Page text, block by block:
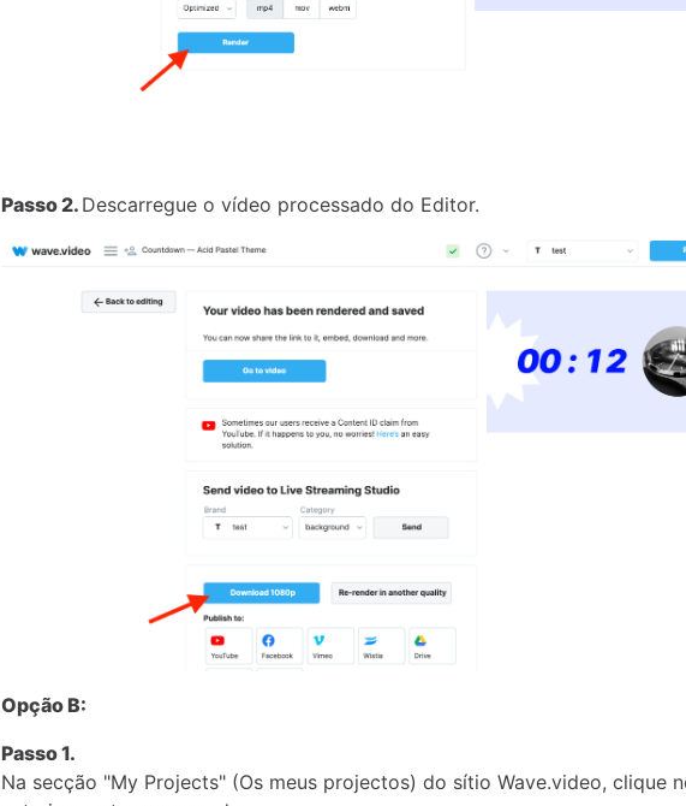
Passo 2. Descarregue o vídeo processado do Editor.
Opção B:
Passo 1.
Na secção "My Projects" (Os meus projectos) do sítio Wave.video, clique